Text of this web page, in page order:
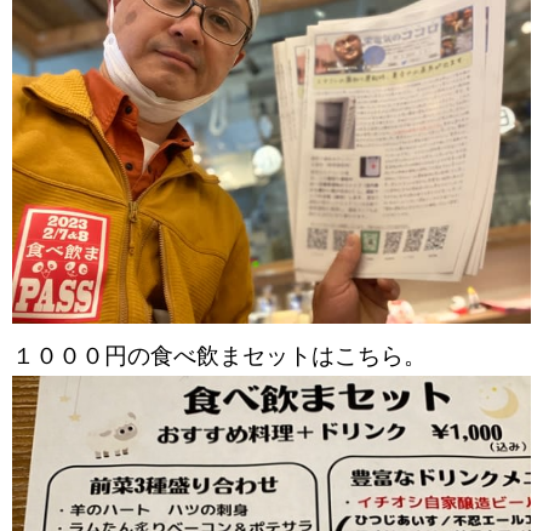
１０００円の食べ飲まセットはこちら。